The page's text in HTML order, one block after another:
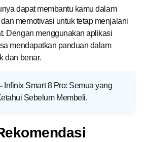
dapat membantu kamu dalam
memotivasi untuk tetap menjalani
Dengan menggunakan aplikasi
mendapatkan panduan dalam
dan benar.
Infinix Smart 8 Pro: Semua yang
Sebelum Membeli.